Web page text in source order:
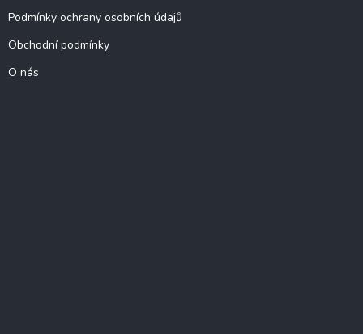
Podmínky ochrany osobních údajů
Obchodní podmínky
O nás